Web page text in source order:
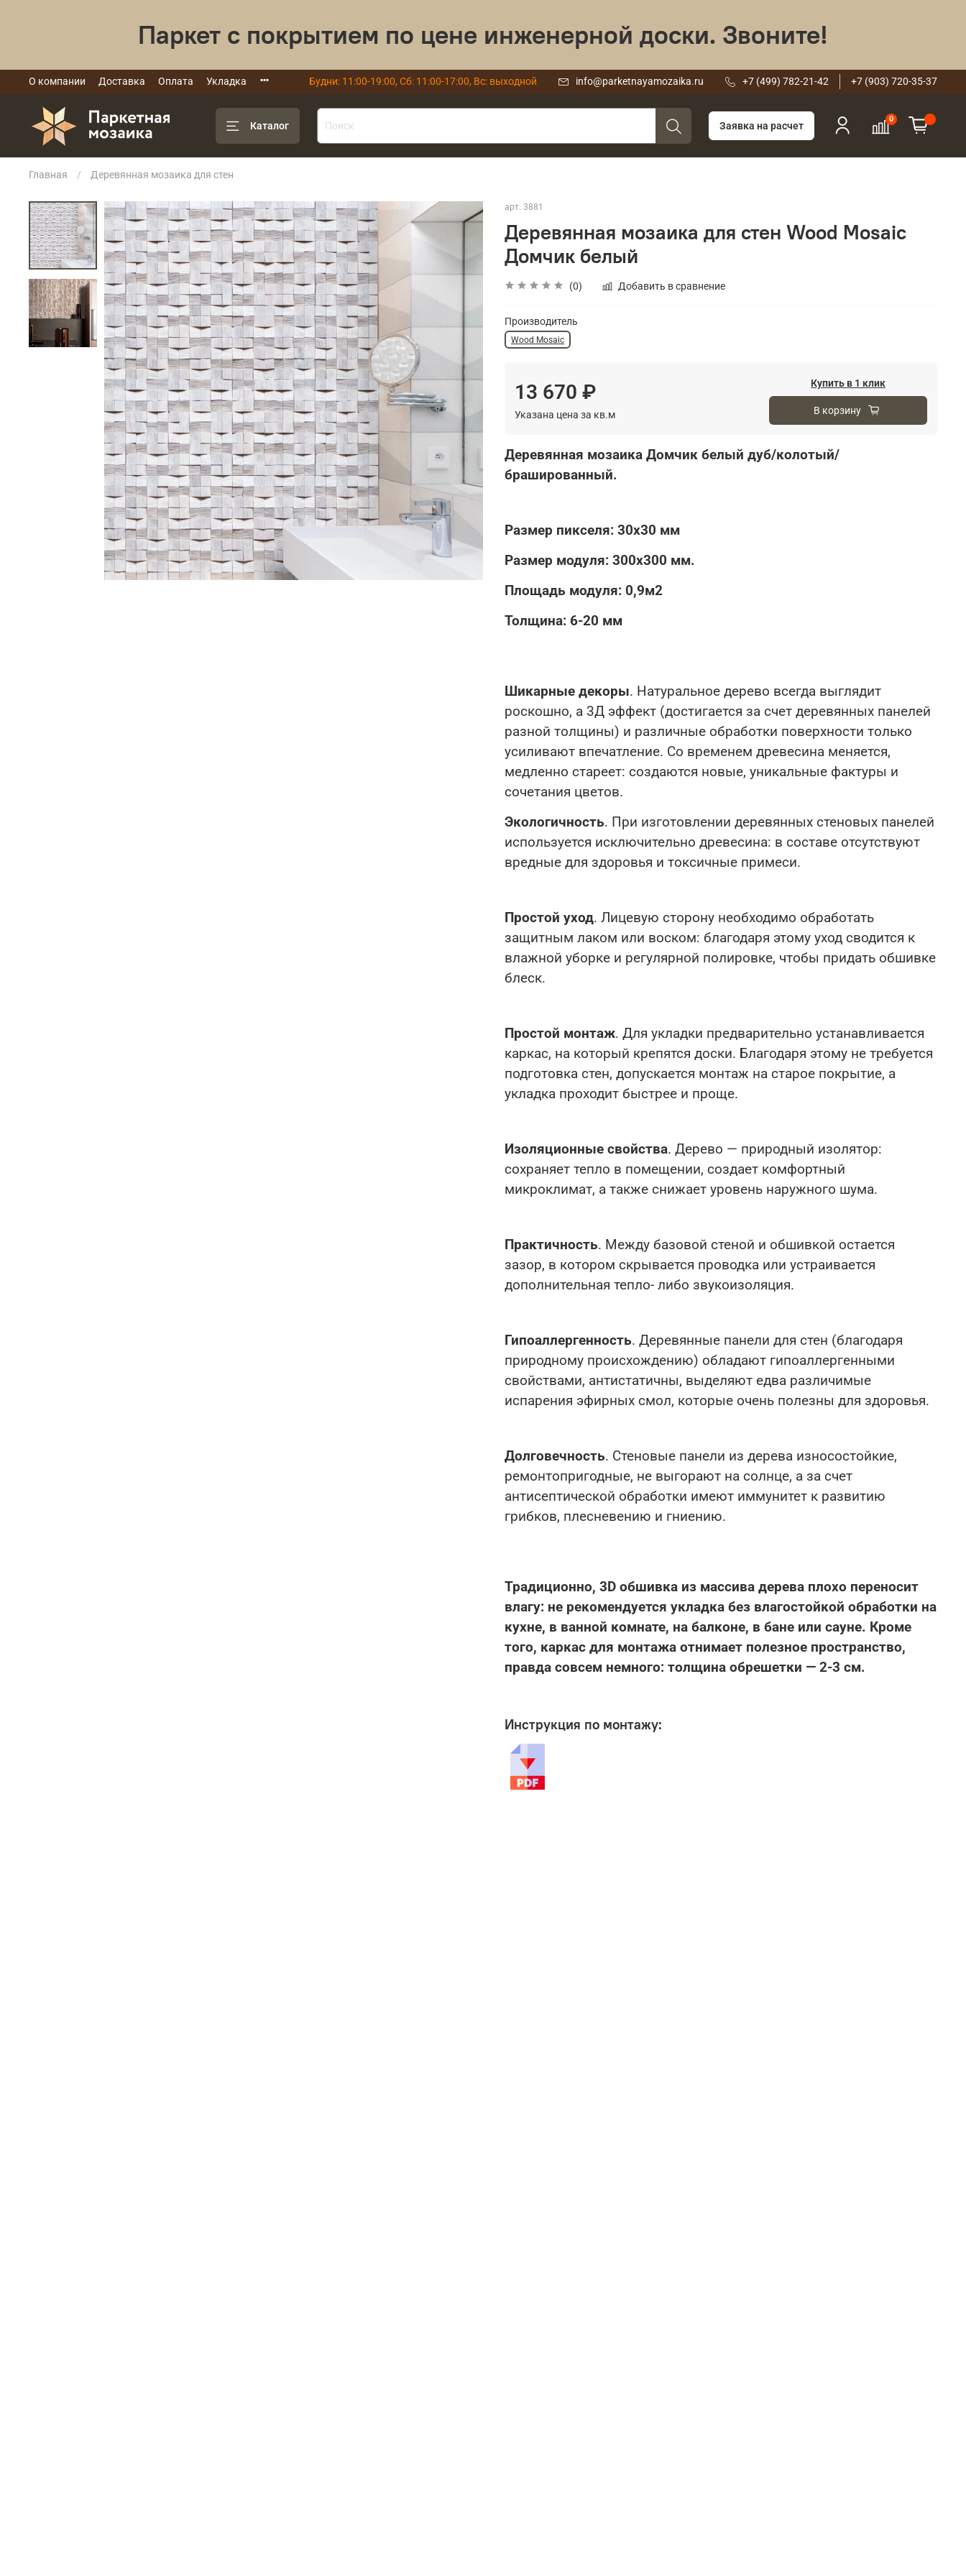
Паркет с покрытием по цене инженерной доски. Звоните!
О компании Доставка Оплата Укладка Будни: 11:00-19:00, Сб: 11:00-17:00, Вс: выходной info@parketnayamozaika.ru +7 (499) 782-21-42 +7 (903) 720-35-37
Каталог Заявка на расчет
0
Главная Деревянная мозаика для стен
арт. 3881
Деревянная мозаика для стен Wood Mosaic
Домчик белый
(0) Добавить в сравнение
Производитель
Wood Mosaic
13 670 ₽
Указана цена за кв.м
Купить в 1 клик
В корзину
Деревянная мозаика Домчик белый дуб/колотый/
брашированный.
Размер пикселя: 30х30 мм
Размер модуля: 300х300 мм.
Площадь модуля: 0,9м2
Толщина: 6-20 мм
Шикарные декоры. Натуральное дерево всегда выглядит
роскошно, а 3Д эффект (достигается за счет деревянных панелей
разной толщины) и различные обработки поверхности только
усиливают впечатление. Со временем древесина меняется,
медленно стареет: создаются новые, уникальные фактуры и
сочетания цветов.
Экологичность. При изготовлении деревянных стеновых панелей
используется исключительно древесина: в составе отсутствуют
вредные для здоровья и токсичные примеси.
Простой уход. Лицевую сторону необходимо обработать
защитным лаком или воском: благодаря этому уход сводится к
влажной уборке и регулярной полировке, чтобы придать обшивке
блеск.
Простой монтаж. Для укладки предварительно устанавливается
каркас, на который крепятся доски. Благодаря этому не требуется
подготовка стен, допускается монтаж на старое покрытие, а
укладка проходит быстрее и проще.
Изоляционные свойства. Дерево — природный изолятор:
сохраняет тепло в помещении, создает комфортный
микроклимат, а также снижает уровень наружного шума.
Практичность. Между базовой стеной и обшивкой остается
зазор, в котором скрывается проводка или устраивается
дополнительная тепло- либо звукоизоляция.
Гипоаллергенность. Деревянные панели для стен (благодаря
природному происхождению) обладают гипоаллергенными
свойствами, антистатичны, выделяют едва различимые
испарения эфирных смол, которые очень полезны для здоровья.
Долговечность. Стеновые панели из дерева износостойкие,
ремонтопригодные, не выгорают на солнце, а за счет
антисептической обработки имеют иммунитет к развитию
грибков, плесневению и гниению.
Традиционно, 3D обшивка из массива дерева плохо переносит
влагу: не рекомендуется укладка без влагостойкой обработки на
кухне, в ванной комнате, на балконе, в бане или сауне. Кроме
того, каркас для монтажа отнимает полезное пространство,
правда совсем немного: толщина обрешетки — 2-3 см.
Инструкция по монтажу: